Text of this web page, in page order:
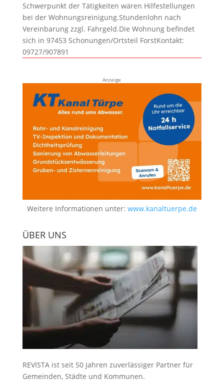
Schwerpunkt der Tätigkeiten wären Hilfestellungen
bei der Wohnungsreinigung.Stundenlohn nach
Vereinbarung zzgl. Fahrgeld.Die Wohnung befindet
sich in 97453 Schonungen/Ortsteil ForstKontakt:
09727/907891
Anzeige
Weitere Informationen unter: www.kanaltuerpe.de
ÜBER UNS
REVISTA ist seit 50 Jahren zuverlässiger Partner für
Gemeinden, Städte und Kommunen.